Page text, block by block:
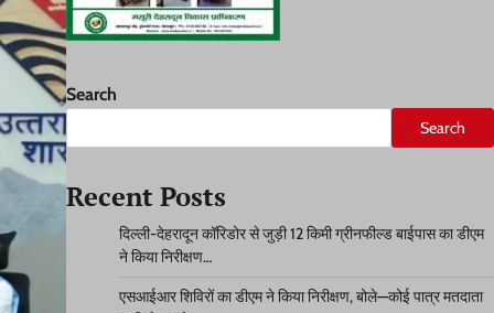
Search
Search
Recent Posts
दिल्ली-देहरादून कॉरिडोर से जुड़ी 12 किमी ग्रीनफील्ड बाईपास का डीएम
ने किया निरीक्षण…
एसआईआर शिविरों का डीएम ने किया निरीक्षण, बोले—कोई पात्र मतदाता